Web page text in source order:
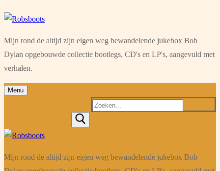
Ga
de
inhoud
Menu
Sluiten
Mijn rond de altijd zijn eigen weg bewandelende jukebox Bob
Dylan opgebouwde collectie bootlegs, CD's en LP's, aangevuld met
verhalen.
Menu
Zoeken
Mijn rond de altijd zijn eigen weg bewandelende jukebox Bob